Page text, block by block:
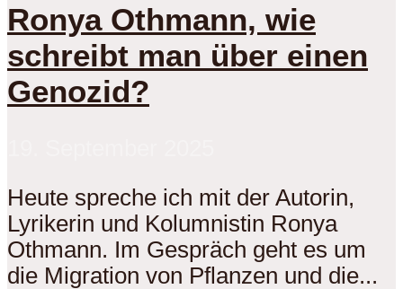
Ronya Othmann, wie
schreibt man über einen
Genozid?
Heute spreche ich mit der Autorin,
Lyrikerin und Kolumnistin Ronya
Othmann. Im Gespräch geht es um
die Migration von Pflanzen und die...